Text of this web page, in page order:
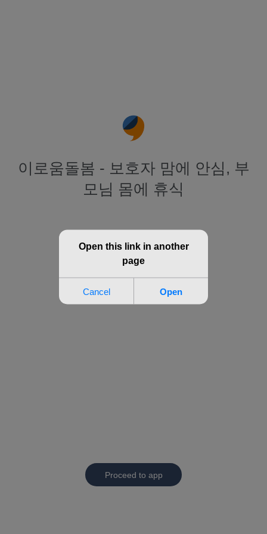
이로움돌봄 - 보호자 맘에 안심, 부
모님 몸에 휴식
Proceed to app